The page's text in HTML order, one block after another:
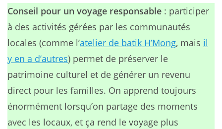
Conseil pour un voyage responsable : participer
à des activités gérées par les communautés
locales (comme l’atelier de batik H’Mong, mais il
y en a d’autres) permet de préserver le
patrimoine culturel et de générer un revenu
direct pour les familles. On apprend toujours
énormément lorsqu’on partage des moments
avec les locaux, et ça rend le voyage plus